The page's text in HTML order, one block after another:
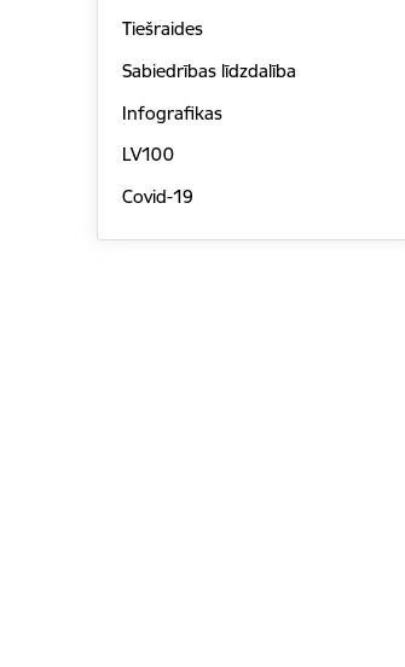
Tiešraides
Sabiedrības līdzdalība
Infografikas
LV100
Covid-19